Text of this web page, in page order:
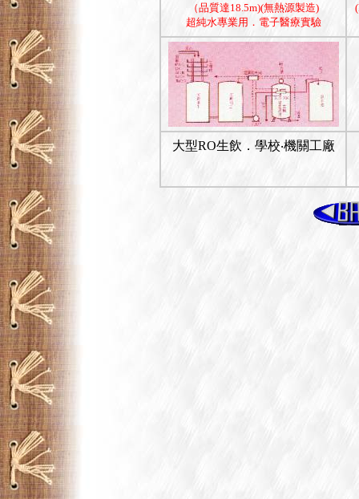
（品質達18.5m)(無熱源製造)
超純水專業用．電子醫療實驗
大型RO生飲．學校‧機關工廠